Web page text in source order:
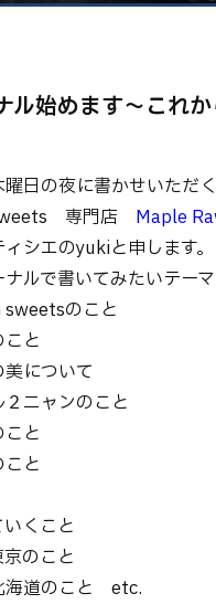
か
ル始めます〜これ
日の夜に書かせいただく
専門店 Maple
シエのyukiと申します。
ルで書いてみたいテー
sweetsのこと
こと
美について
２ニャンのこと
こと
こと
いくこと
京のこと
海道のこと etc.